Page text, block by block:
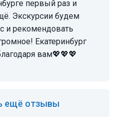
первый раз и
Экскурсии будем
и рекомендовать
Екатеринбург
вам💖💖💖
ещё отзывы